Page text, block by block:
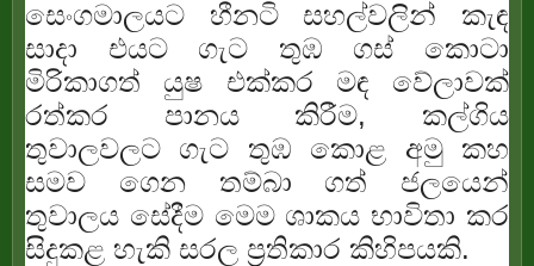
සෙංගමාලයට හීනටි සහල්වලින් කැඳ
සාදා එයට ගැට තුඹ ගස් කොටා
මිරිකාගත් යුෂ එක්කර මඳ වේලාවක්
රත්කර පානය කිරීම, කල්ගිය
තුවාලවලට ගැට තුඹ කොළ අමු කහ
සමව ගෙන තම්බා ගත් ජලයෙන්
තුවාලය සේදීම මෙම ශාකය භාවිතා කර
සිදුකළ හැකි සරල ප්‍රතිකාර කිහිපයකි.